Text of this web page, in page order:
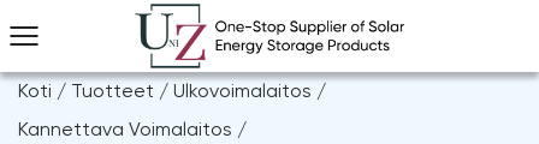
Koti / Tuotteet / Ulkovoimalaitos /
Kannettava Voimalaitos /